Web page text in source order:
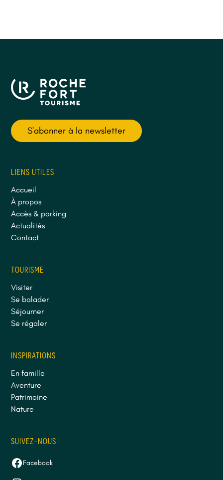
S'abonner à la newsletter
LIENS UTILES
Accueil
À propos
Accès & parking
Actualités
Contact
TOURISME
Visiter
Se balader
Séjourner
Se régaler
INSPIRATIONS
En famille
Aventure
Patrimoine
Nature
SUIVEZ-NOUS
Facebook